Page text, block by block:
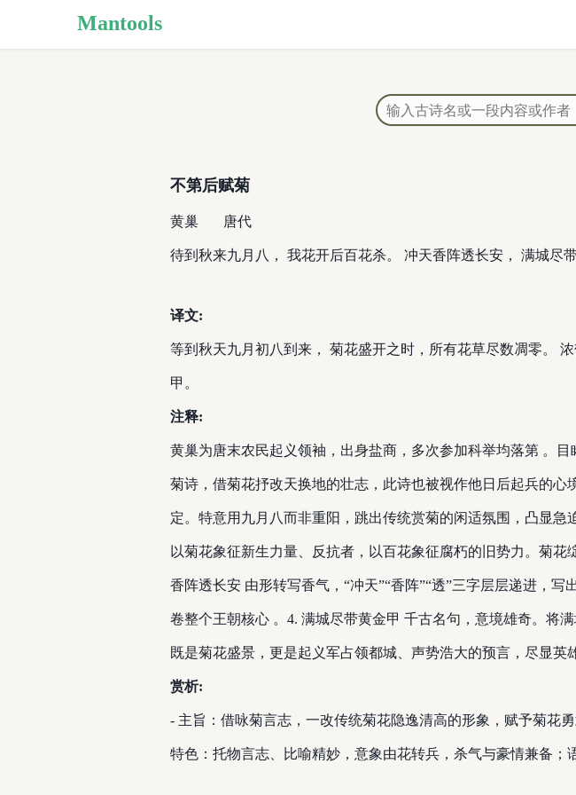
Mantools
不第后赋菊
黄巢 唐代
待到秋来九月八， 我花开后百花杀。 冲天香阵透长安， 满城尽带
译文:
等到秋天九月初八到来， 菊花盛开之时，所有花草尽数凋零。
甲。
注释:
黄巢为唐末农民起义领袖，出身盐商，多次参加科举均落第 。
菊诗，借菊花抒改天换地的壮志，此诗也被视作他日后起兵的
定。特意用九月八而非重阳，跳出传统赏菊的闲适氛围，凸显急
以菊花象征新生力量、反抗者，以百花象征腐朽的旧势力。菊花
香阵透长安 由形转写香气，“冲天”“香阵”“透”三字层层递进，
卷整个王朝核心 。 ​ 4. 满城尽带黄金甲 千古名句，意境雄奇。将
既是菊花盛景，更是起义军占领都城、声势浩大的预言，尽显英
赏析:
- 主旨：借咏菊言志，一改传统菊花隐逸清高的形象，赋予菊花
特色：托物言志、比喻精妙，意象由花转兵，杀气与豪情兼备；